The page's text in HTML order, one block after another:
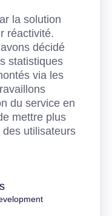
la solution
réactivité.
décidé
statistiques
via les
du service en
mettre plus
utilisateurs